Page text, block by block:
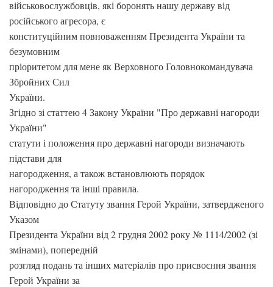
військовослужбовців, які боронять нашу державу від
російського агресора, є
конституційним повноваженням Президента України та
безумовним
пріоритетом для мене як Верховного Головнокомандувача
Збройних Сил
України.
Згідно зі статтею 4 Закону України "Про державні нагороди
України"
статути і положення про державні нагороди визначають
підстави для
нагородження, а також встановлюють порядок
нагородження та інші правила.
Відповідно до Статуту звання Герой України, затвердженого
Указом
Президента України від 2 грудня 2002 року № 1114/2002 (зі
змінами), попередній
розгляд подань та інших матеріалів про присвоєння звання
Герой України за